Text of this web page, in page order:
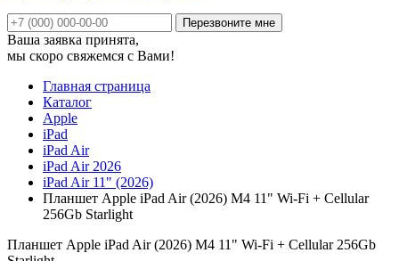
Ваша заявка принята,
мы скоро свяжемся с Вами!
Главная страница
Каталог
Apple
iPad
iPad Air
iPad Air 2026
iPad Air 11" (2026)
Планшет Apple iPad Air (2026) M4 11" Wi-Fi + Cellular
256Gb Starlight
Планшет Apple iPad Air (2026) M4 11" Wi-Fi + Cellular 256Gb